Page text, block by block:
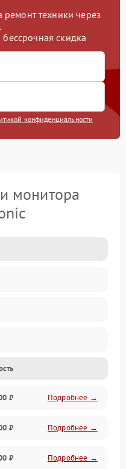
техники через
бессрочная скидка
конфиденциальности
монитора
₽ Подробнее →
₽ Подробнее →
₽ Подробнее →